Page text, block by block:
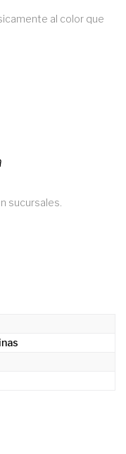
al color que
sucursales.